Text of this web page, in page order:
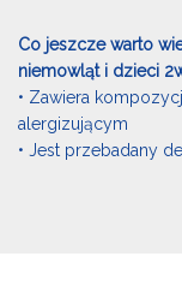
Co jeszcze warto
niemowląt i dzieci
• Zawiera
alergizującym
• Jest przebadany